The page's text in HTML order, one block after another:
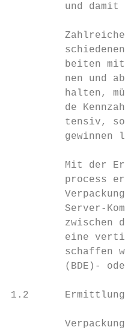
und damit
beiten
nen und
halten,
de
tensiv,
gewinnen
Mit der
process
Server-
zwischen
eine
schaffen
(BDE)-
1.2      Ermittlung